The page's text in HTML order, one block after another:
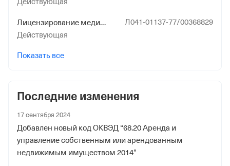
Лицензирование медицинской деятельности (за исключением указанной деятельности, осуществляемой медицинскими организациями и другими организациями, входящими в частную систему здравоохранения, на территории инновационного центра "Сколково")
Л041-01137-77/00368829
Действующая
Показать все
Последние изменения
17 сентября 2024
Добавлен новый код ОКВЭД “68.20 Аренда и
управление собственным или арендованным
недвижимым имуществом 2014”